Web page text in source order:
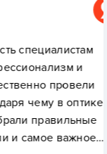
и
провели
в оптике в
правильные
важное…